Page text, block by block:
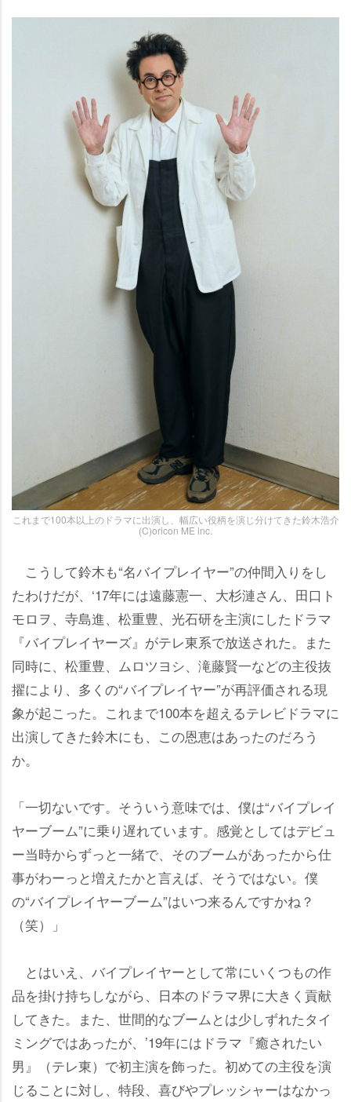
これまで100本以上のドラマに出演し、幅広い役柄を演じ分けてきた鈴木浩介
(C)oricon ME inc.
こうして鈴木も“名バイプレイヤー”の仲間入りをし
たわけだが、‘17年には遠藤憲一、大杉漣さん、田口ト
モロヲ、寺島進、松重豊、光石研を主演にしたドラマ
『バイプレイヤーズ』がテレ東系で放送された。また
同時に、松重豊、ムロツヨシ、滝藤賢一などの主役抜
擢により、多くの“バイプレイヤー”が再評価される現
象が起こった。これまで100本を超えるテレビドラマに
出演してきた鈴木にも、この恩恵はあったのだろう
か。
「一切ないです。そういう意味では、僕は“バイプレイ
ヤーブーム”に乗り遅れています。感覚としてはデビュ
ー当時からずっと一緒で、そのブームがあったから仕
事がわーっと増えたかと言えば、そうではない。僕
の“バイプレイヤーブーム”はいつ来るんですかね？
（笑）」
とはいえ、バイプレイヤーとして常にいくつもの作
品を掛け持ちしながら、日本のドラマ界に大きく貢献
してきた。また、世間的なブームとは少しずれたタイ
ミングではあったが、’19年にはドラマ『癒されたい
男』（テレ東）で初主演を飾った。初めての主役を演
じることに対し、特段、喜びやプレッシャーはなかっ